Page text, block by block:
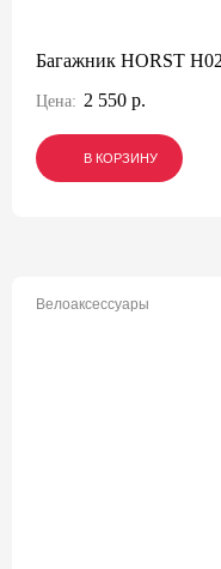
Багажник HORST
Цена: 2 550 р.
В КОРЗИНУ
В КОРЗИНУ
В КОРЗИНУ
Велоаксессуары